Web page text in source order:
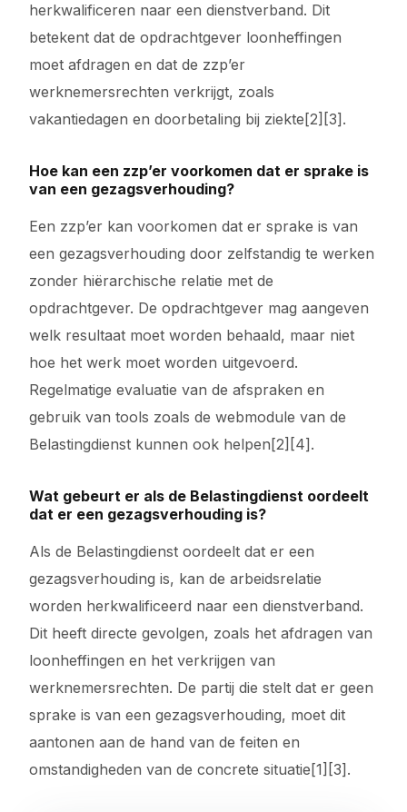
herkwalificeren naar een dienstverband. Dit
betekent dat de opdrachtgever loonheffingen
moet afdragen en dat de zzp’er
werknemersrechten verkrijgt, zoals
vakantiedagen en doorbetaling bij ziekte[2][3].
Hoe kan een zzp’er voorkomen dat er sprake is
van een gezagsverhouding?
Een zzp’er kan voorkomen dat er sprake is van
een gezagsverhouding door zelfstandig te werken
zonder hiërarchische relatie met de
opdrachtgever. De opdrachtgever mag aangeven
welk resultaat moet worden behaald, maar niet
hoe het werk moet worden uitgevoerd.
Regelmatige evaluatie van de afspraken en
gebruik van tools zoals de webmodule van de
Belastingdienst kunnen ook helpen[2][4].
Wat gebeurt er als de Belastingdienst oordeelt
dat er een gezagsverhouding is?
Als de Belastingdienst oordeelt dat er een
gezagsverhouding is, kan de arbeidsrelatie
worden herkwalificeerd naar een dienstverband.
Dit heeft directe gevolgen, zoals het afdragen van
loonheffingen en het verkrijgen van
werknemersrechten. De partij die stelt dat er geen
sprake is van een gezagsverhouding, moet dit
aantonen aan de hand van de feiten en
omstandigheden van de concrete situatie[1][3].